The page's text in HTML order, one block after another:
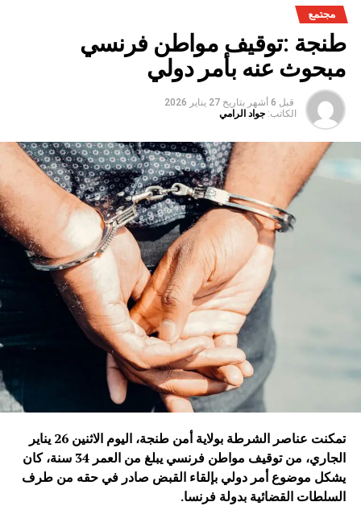
مجتمع
طنجة :توقيف مواطن فرنسي
مبحوث عنه بأمر دولي
قبل 6 أشهر بتاريخ 27 يناير 2026
الكاتب: جواد الرامي
تمكنت عناصر الشرطة بولاية أمن طنجة، اليوم الاثنين 26 يناير
الجاري، من توقيف مواطن فرنسي يبلغ من العمر 34 سنة، كان
يشكل موضوع أمر دولي بإلقاء القبض صادر في حقه من طرف
السلطات القضائية بدولة فرنسا.